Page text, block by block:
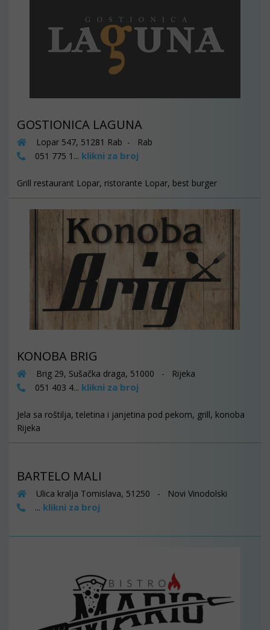
GOSTIONICA LAGUNA
Lopar 547, 51281 Rab - Rab
051 775 1... klikni za broj
Grill restaurant Lopar, ristorante Lopar, best burger
KONOBA BRIG
Brig 29, Sušačka draga, 51000 - Rijeka
051 403 4... klikni za broj
Jela sa roštilja, teletina i janjetina pod pekom, grill, konoba
Rijeka
BARTELO MALI
Ulica kralja Tomislava, 51250 - Novi Vinodolski
... klikni za broj